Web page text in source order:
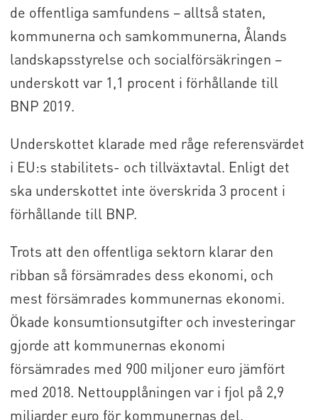
de offentliga samfundens – alltså staten,
kommunerna och samkommunerna, Ålands
landskapsstyrelse och socialförsäkringen –
underskott var 1,1 procent i förhållande till
BNP 2019.
Underskottet klarade med råge referensvärdet
i EU:s stabilitets- och tillväxtavtal. Enligt det
ska underskottet inte överskrida 3 procent i
förhållande till BNP.
Trots att den offentliga sektorn klarar den
ribban så försämrades dess ekonomi, och
mest försämrades kommunernas ekonomi.
Ökade konsumtionsutgifter och investeringar
gjorde att kommunernas ekonomi
försämrades med 900 miljoner euro jämfört
med 2018. Nettoupplåningen var i fjol på 2,9
miljarder euro för kommunernas del.